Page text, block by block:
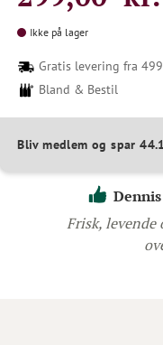
Gratis levering fra
Bland & Bestil
Ikke på lager
Bliv medlem og spar
Frisk, levende